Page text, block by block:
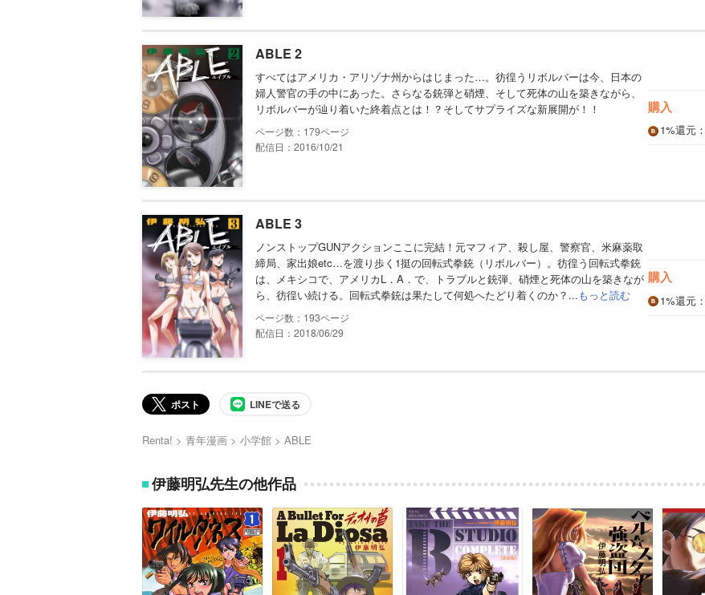
ABLE 2
すべてはアメリカ・アリゾナ州からはじまった…。彷徨うリボルバーは今、日本の
婦人警官の手の中にあった。さらなる銃弾と硝煙、そして死体の山を築きながら、
リボルバーが辿り着いた終着点とは！？そしてサプライズな新展開が！！
179
配信日：2016/10/21
購入
1%還元
ABLE 3
ノンストップGUNアクションここに完結！元マフィア、殺し屋、警察官、米麻薬取
締局、家出娘etc…を渡り歩く1挺の回転式拳銃（リボルバー）。彷徨う回転式拳銃
は、メキシコで、アメリカL．A．で、トラブルと銃弾、硝煙と死体の山を築きなが
ら、彷徨い続ける。回転式拳銃は果たして何処へたどり着くのか？...もっと読む
193
配信日：2018/06/29
購入
1%還元
ポスト LINEで送る
Renta! 青年漫画 小学館 ABLE
伊藤明弘先生の他作品